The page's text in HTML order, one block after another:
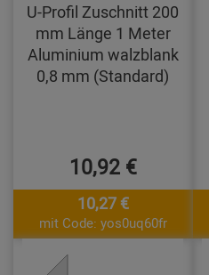
U-Profil Zuschnitt 200
mm Länge 1 Meter
Aluminium walzblank
0,8 mm (Standard)
10,92 €
10,27 €
mit Code: yos0uq60fr